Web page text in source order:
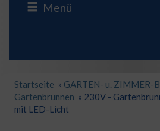
Menü
Startseite » GARTEN- u. ZIMMER-
Gartenbrunnen » 230V -
mit LED-Licht